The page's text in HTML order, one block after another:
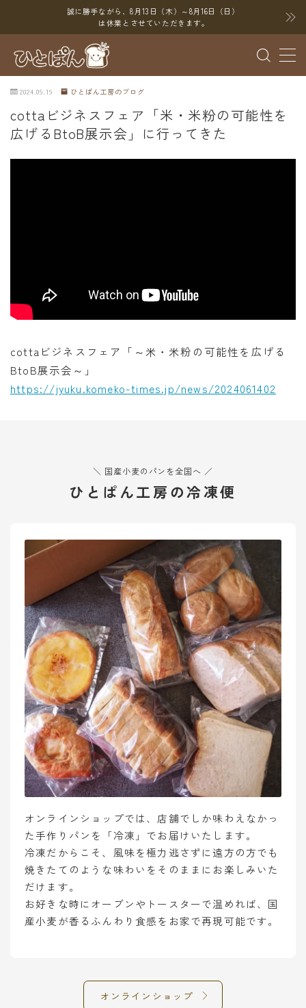
誠に勝手ながら、8月13日（木）～8月16日（日）
は休業とさせていただきます。
MENU
ブログ
SNS
YouTube
オンラインショップ
アクセス
求人
2024.09.19 ひとぱん工房のブログ
cottaビジネスフェア「米・米粉の可能性を
広げるBtoB展示会」に行ってきた
cottaビジネスフェア「～米・米粉の可能性を広げる
BtoB展示会～」
https://jyuku.komeko-times.jp/news/2024061402
＼ 国産小麦のパンを全国へ ／
ひとぱん工房の冷凍便
オンラインショップでは、店舗でしか味わえなかっ
た手作りパンを「冷凍」でお届けいたします。
冷凍だからこそ、風味を極力逃さずに遠方の方でも
焼きたてのような味わいをそのままにお楽しみいた
だけます。
お好きな時にオーブンやトースターで温めれば、国
産小麦が香るふんわり食感をお家で再現可能です。
オンラインショップ